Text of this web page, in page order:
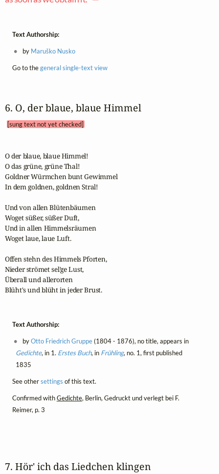
Text Authorship:
by Maruško Nusko
Go to thegeneral single-text view
6. O, der blaue, blaue Himmel
[sung text not yet checked]
O der blaue, blaue Himmel!
O das grüne, grüne Thal!
Goldner Würmchen bunt Gewimmel
In dem goldnen, goldnen Stral!
Und von allen Blütenbäumen
Woget süßer, süßer Duft,
Und in allen Himmelsräumen
Woget laue, laue Luft.
Offen stehn des Himmels Pforten,
Nieder strömet sel'ge Lust,
Überall und allerorten
Blüht's und blüht in jeder Brust.
Text Authorship:
byOtto Friedrich Gruppe(1804 - 1876), no title, appears in
Gedichte, in 1. Erstes Buch, in Frühling, no. 1, first published
1835
See othersettings of this text.
Confirmed withGedichte, Berlin, Gedruckt und verlegt bei F.
Reimer, p. 3
7. Hör' ich das Liedchen klingen